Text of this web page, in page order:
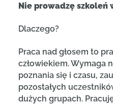
Nie prowadzę szkoleń
Dlaczego?
Praca nad głosem to
człowiekiem. Wymaga
poznania się i czasu,
pozostałych
dużych grupach.